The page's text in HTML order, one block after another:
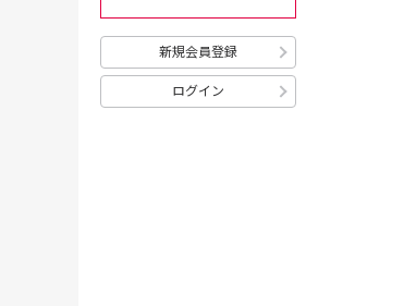
新規会員登録
ログイン